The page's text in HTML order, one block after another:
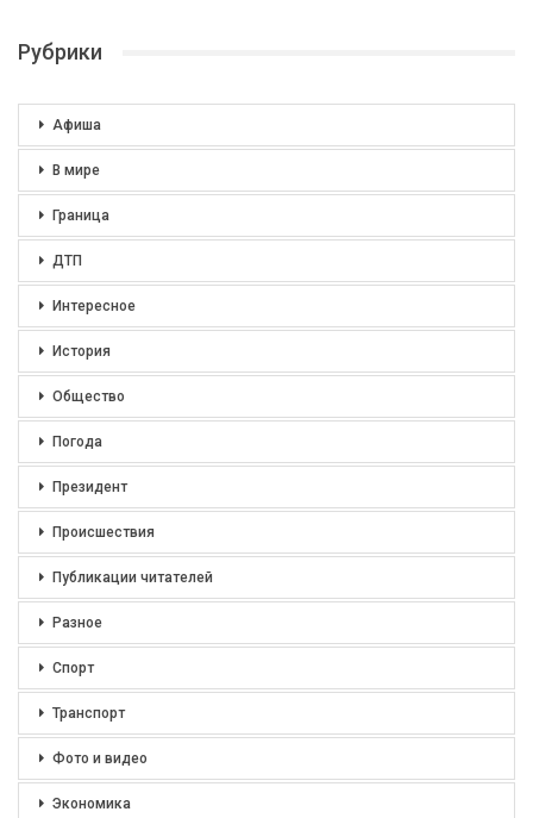
Рубрики
Афиша
В мире
Граница
ДТП
Интересное
История
Общество
Погода
Президент
Происшествия
Публикации читателей
Разное
Спорт
Транспорт
Фото и видео
Экономика